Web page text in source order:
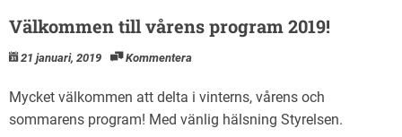
Välkommen till vårens program 2019!
21 januari, 2019 Kommentera
Mycket välkommen att delta i vinterns, vårens och
sommarens program! Med vänlig hälsning Styrelsen.